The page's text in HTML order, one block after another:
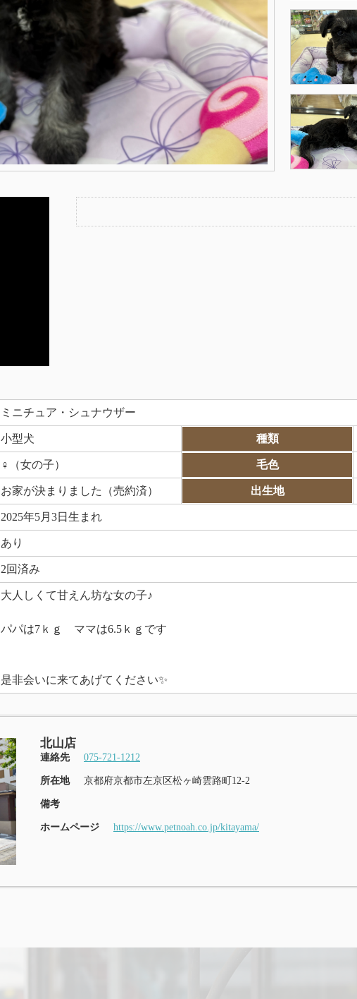
ミニチュア・シュナウザー
小型犬 種類
♀（女の子） 毛色
お家が決まりました（売約済） 出生地
2025年5月3日生まれ
あり
2回済み
大人しくて甘えん坊な女の子♪
パパは7ｋｇ ママは6.5ｋｇです
是非会いに来てあげてください✨
北山店
連絡先 075-721-1212
所在地 京都府京都市左京区松ヶ崎雲路町12-2
備考
ホームページ https://www.petnoah.co.jp/kitayama/